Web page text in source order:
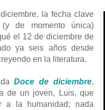
la fecha clave
de momento única)
el 12 de diciembre de
ya seis años desde
en la literatura.
Doce de diciembre,
de un joven, Luis, que
a la humanidad; nada